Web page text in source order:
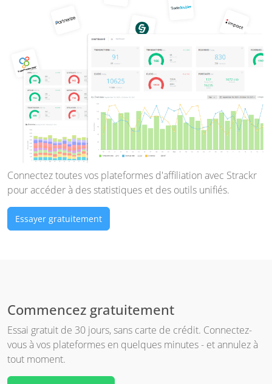
Connectez toutes vos plateformes d'affiliation avec Strackr
pour accéder à des statistiques et des outils unifiés.
Essayer gratuitement
Commencez gratuitement
Essai gratuit de 30 jours, sans carte de crédit. Connectez-
vous à vos plateformes en quelques minutes - et annulez à
tout moment.